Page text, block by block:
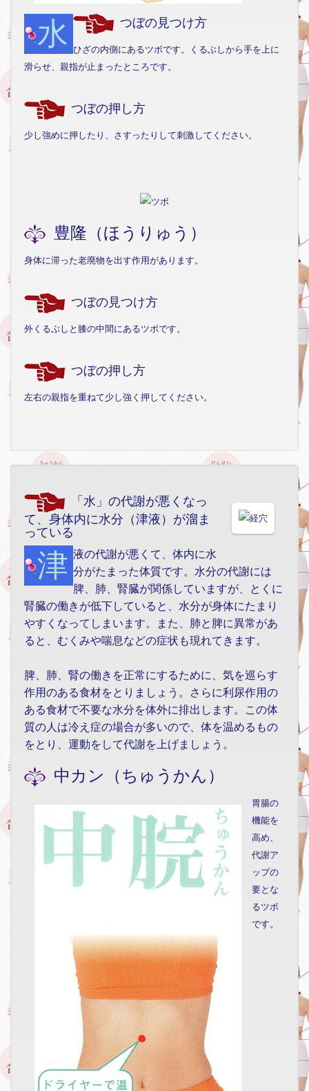
水 つぼの見つけ方
ひざの内側にあるツボです。くるぶしから手を上に
滑らせ、親指が止まったところです。
つぼの押し方
少し強めに押したり、さすったりして刺激してください。
豊隆（ほうりゅう）
身体に滞った老廃物を出す作用があります。
つぼの見つけ方
外くるぶしと膝の中間にあるツボです。
つぼの押し方
左右の親指を重ねて少し強く押してください。
「水」の代謝が悪くなっ
て、身体内に水分（津液）が溜ま
っている
津液の代謝が悪くて、体内に水 分がたまった体質です。水分の代謝には
脾、肺、腎臓が関係していますが、とくに
腎臓の働きが低下していると、水分が身体にたまり
やすくなってしまいます。また、肺と脾に異常があ
ると、むくみや喘息などの症状も現れてきます。
脾、肺、腎の働きを正常にするために、気を巡らす
作用のある食材をとりましょう。さらに利尿作用の
ある食材で不要な水分を体外に排出します。この体
質の人は冷え症の場合が多いので、体を温めるもの
をとり、運動をして代謝を上げましょう。
中カン（ちゅうかん）
胃腸の
機能を
高め、
代謝ア
ップの
要とな
るツボ
です。